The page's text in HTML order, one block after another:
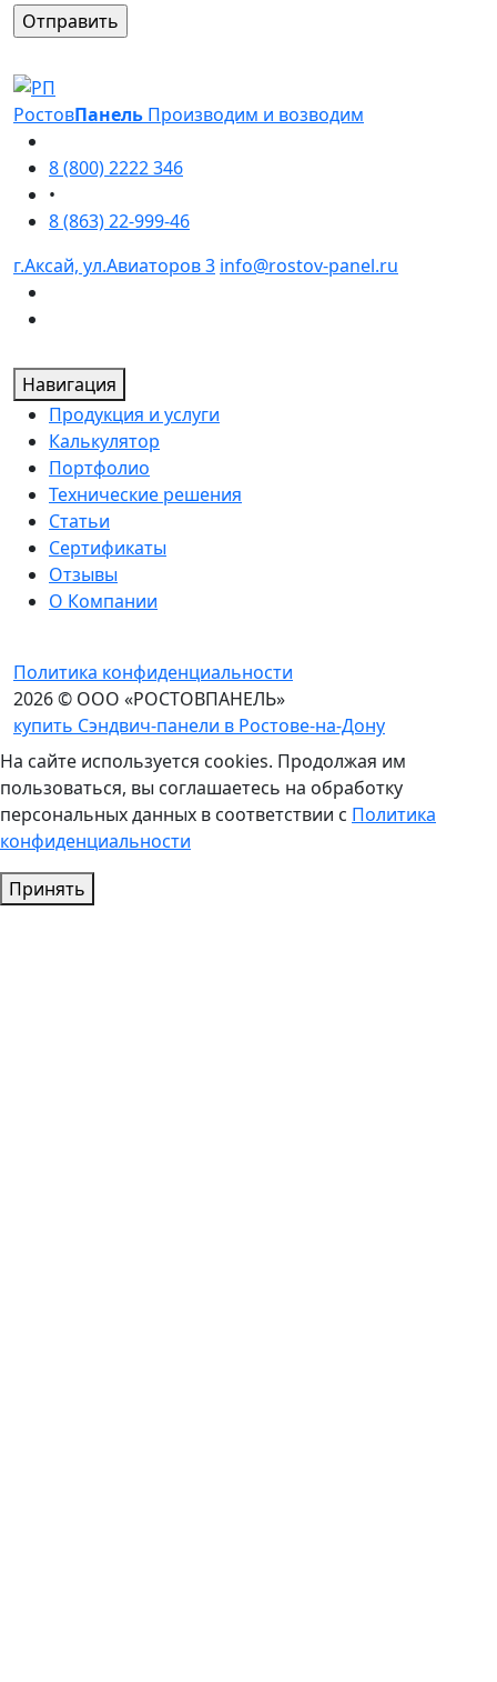
Оставьте это поле пустым.
РостовПанель Производим и возводим
8 (800) 2222 346
•
8 (863) 22-999-46
г.Аксай, ул.Авиаторов 3 info@rostov-panel.ru
Навигация
Продукция и услуги
Калькулятор
Портфолио
Технические решения
Статьи
Сертификаты
Отзывы
О Компании
2026 © ООО «РОСТОВПАНЕЛЬ»
купить Сэндвич-панели в Ростове-на-Дону
Политика конфиденциальности
На сайте используется cookies. Продолжая им
пользоваться, вы соглашаетесь на обработку
персональных данных в соответствии с Политика
конфиденциальности
Принять